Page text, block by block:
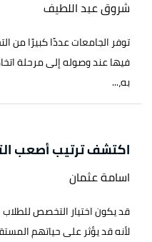
شروق عبد اللطيف
توفر الجامعات عددًا كبيرًا من
فيها عند وصوله إلى مرحلة
به،...
اكتشف ترتيب أصعب
اسامة عثمان
قد يكون اختيار التخصص للطلاب
لأنه قد يؤثر على حياتهم